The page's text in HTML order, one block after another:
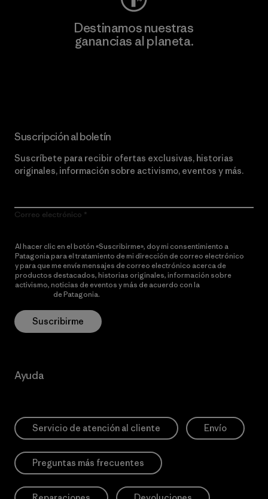
Destinamos nuestras
ganancias al planeta.
Suscripción al boletín
Suscríbete para recibir ofertas exclusivas, historias
originales, información sobre activismo, eventos y más.
Correo electrónico
Al hacer clic en el botón «Suscribirme», doy mi consentimiento a
Patagonia para el tratamiento de mi dirección de correo electrónico
y para que me envíe mensajes de correo electrónico acerca de
productos destacados, historias originales, información sobre
activismo, noticias de eventos y más de acuerdo con la
de Patagonia.
Suscribirme
Ayuda
Servicio de atención al cliente Envío
Preguntas más frecuentes